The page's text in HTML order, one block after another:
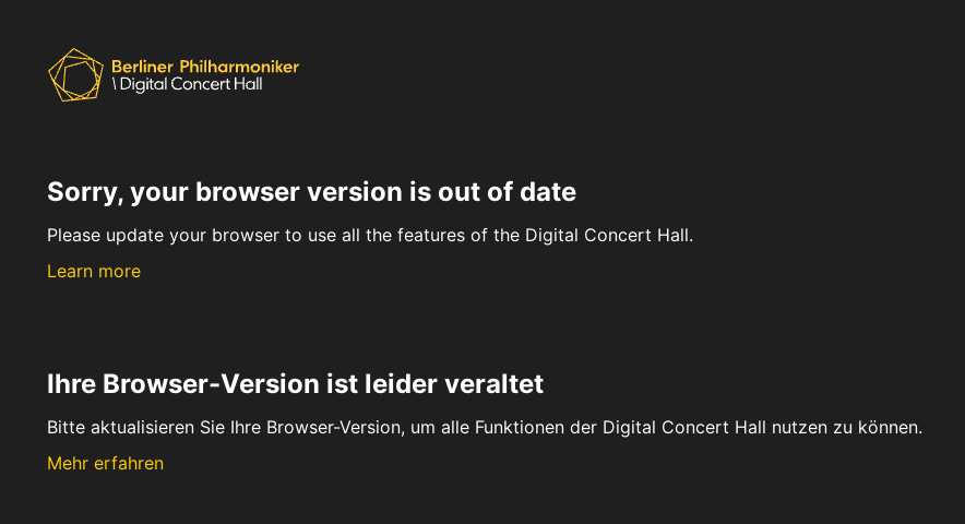
Sorry, your browser version is out of date
Please update your browser to use all the features of the Digital Concert Hall.
Learn more
Ihre Browser-Version ist leider veraltet
Bitte aktualisieren Sie Ihre Browser-Version, um alle Funktionen der Digital Concert Hall nutzen zu können.
Mehr erfahren